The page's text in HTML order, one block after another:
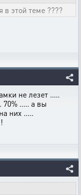
этой теме ????
не лезет .....
..... а вы
них .....